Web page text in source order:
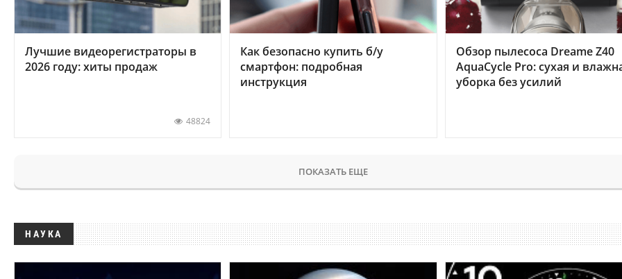
Лучшие видеорегистраторы в
2026 году: хиты продаж
48824
Как безопасно купить б/у
смартфон: подробная
инструкция
Обзор пылесоса Dreame Z40
AquaCycle Pro: сухая и
уборка без усилий
ПОКАЗАТЬ ЕЩЕ
НАУКА